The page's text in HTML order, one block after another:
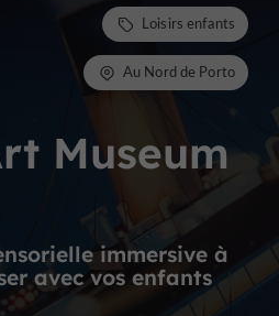
Museum
immersive à
avec vos enfants
Loisirs enfants
Au Nord de Porto